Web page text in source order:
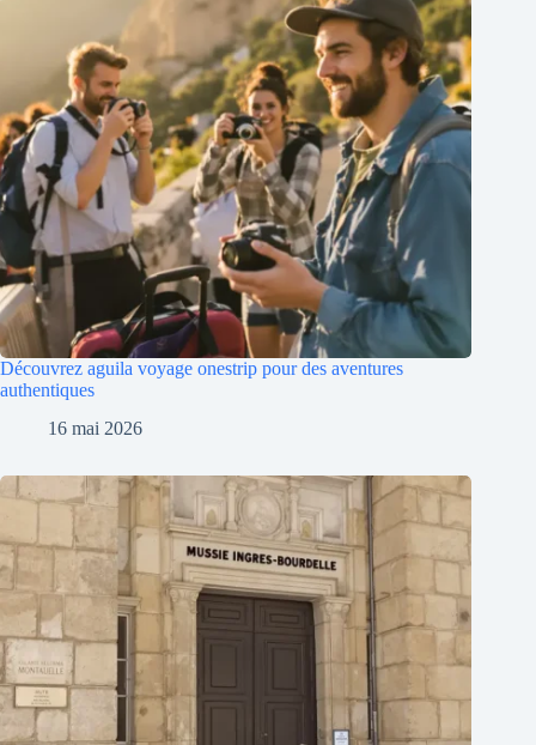
Découvrez aguila voyage onestrip pour des aventures
authentiques
16 mai 2026